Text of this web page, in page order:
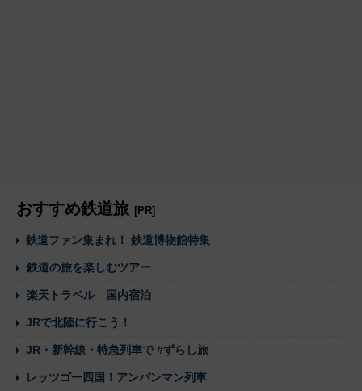
おすすめ鉄道旅 [PR]
鉄道ファン集まれ！ 鉄道博物館特集
鉄道の旅を楽しむツアー
楽天トラベル 国内宿泊
JRで北陸に行こう！
JR・新幹線・特急列車で #ずらし旅
レッツゴー四国！アンパンマン列車